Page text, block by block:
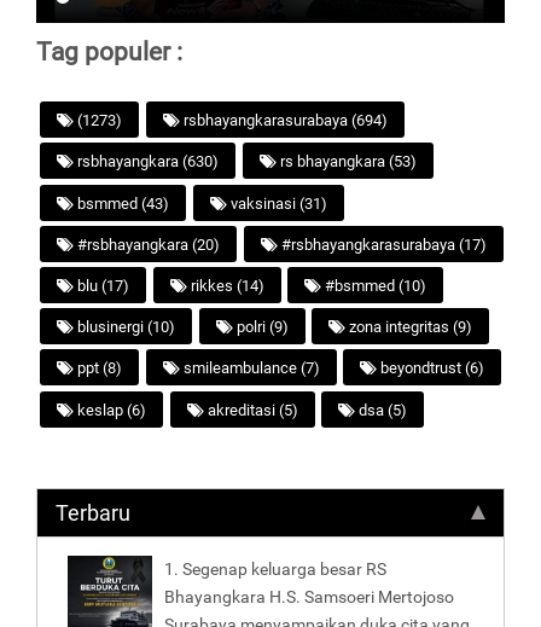
Tag populer :
(1273) rsbhayangkarasurabaya (694)
rsbhayangkara (630) rs bhayangkara (53)
bsmmed (43) vaksinasi (31)
#rsbhayangkara (20) #rsbhayangkarasurabaya (17)
blu (17) rikkes (14) #bsmmed (10)
blusinergi (10) polri (9) zona integritas (9)
ppt (8) smileambulance (7) beyondtrust (6)
keslap (6) akreditasi (5) dsa (5)
Terbaru
1. Segenap keluarga besar RS
Bhayangkara H.S. Samsoeri Mertojoso